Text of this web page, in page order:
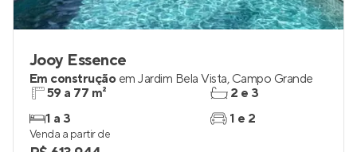
Jooy Essence
Em construção em Jardim Bela Vista, Campo Grande
59 a 77 m²
1 a 3
2 e 3
1 e 2
Venda a partir de